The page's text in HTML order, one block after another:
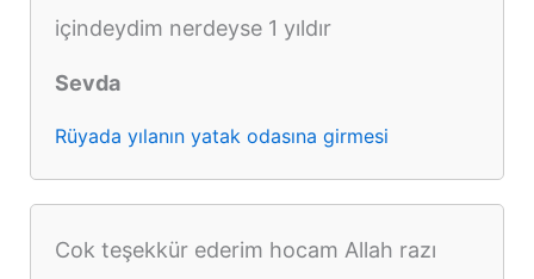
içindeydim nerdeyse 1 yıldır
Sevda
Rüyada yılanın yatak odasına girmesi
Cok teşekkür ederim hocam Allah razı